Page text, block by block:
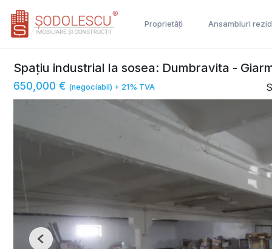
Proprietăți Ansambluri
Spațiu industrial la sosea: Dumbravita -
650,000 € (negociabil) + 21% TVA
Previous